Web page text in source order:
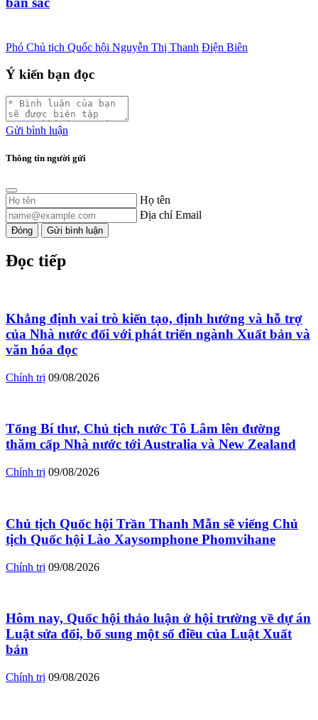
Phó Chủ tịch Quốc hội Nguyễn Thị Thanh Điện Biên
Ý kiến bạn đọc
Gửi bình luận
Thông tin người gửi
Họ tên
Địa chỉ Email
Đóng Gửi bình luận
Đọc tiếp
Khẳng định vai trò kiến tạo, định hướng và hỗ trợ
của Nhà nước đối với phát triển ngành Xuất bản và
văn hóa đọc
Chính trị 09/08/2026
Tổng Bí thư, Chủ tịch nước Tô Lâm lên đường
thăm cấp Nhà nước tới Australia và New Zealand
Chính trị 09/08/2026
Chủ tịch Quốc hội Trần Thanh Mẫn sẽ viếng Chủ
tịch Quốc hội Lào Xaysomphone Phomvihane
Chính trị 09/08/2026
Hôm nay, Quốc hội thảo luận ở hội trường về dự án
Luật sửa đổi, bổ sung một số điều của Luật Xuất
bản
Chính trị 09/08/2026